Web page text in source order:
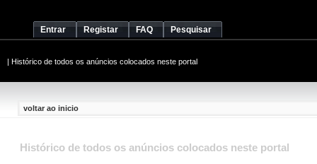
Entrar Registar FAQ Pesquisar
| Histórico de todos os anúncios colocados neste portal
voltar ao inicio
Histórico de todos os anúncios colocados neste portal